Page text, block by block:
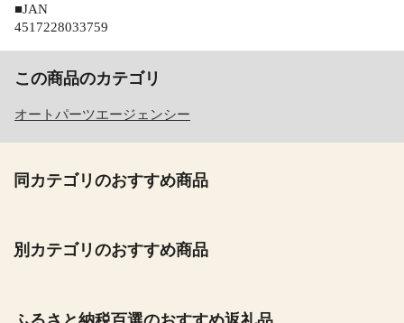
■JAN
4517228033759
この商品のカテゴリ
オートパーツエージェンシー
同カテゴリのおすすめ商品
別カテゴリのおすすめ商品